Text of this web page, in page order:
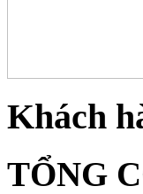
Khách
TỔNG